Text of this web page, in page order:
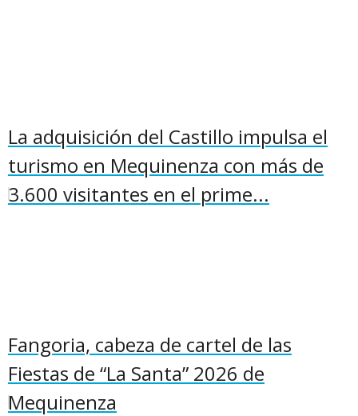
La adquisición del Castillo impulsa el
turismo en Mequinenza con más de
3.600 visitantes en el prime...
Fangoria, cabeza de cartel de las
Fiestas de “La Santa” 2026 de
Mequinenza